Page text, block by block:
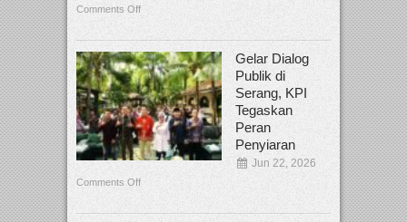
Comments Off
Gelar Dialog
Publik di
Serang, KPI
Tegaskan
Peran
Penyiaran
Jun 22, 2026
Comments Off